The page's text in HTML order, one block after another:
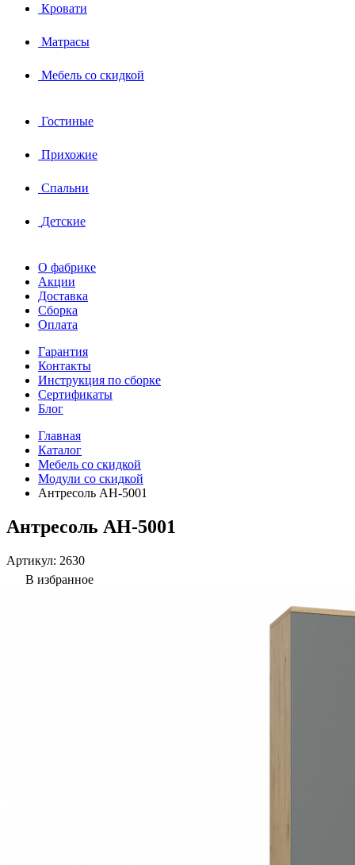
Кровати
Матрасы
Мебель со скидкой
Гостиные
Прихожие
Спальни
Детские
О фабрике
Акции
Доставка
Сборка
Оплата
Гарантия
Контакты
Инструкция по сборке
Сертификаты
Блог
Главная
Каталог
Мебель со скидкой
Модули со скидкой
Антресоль АН-5001
Антресоль АН-5001
Артикул: 2630
В избранное